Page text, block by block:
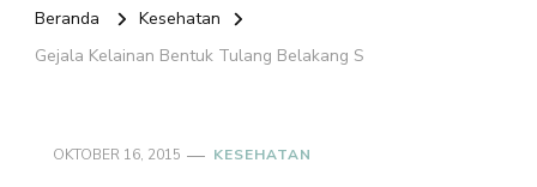
Beranda
Kesehatan
Gejala Kelainan Bentuk Tulang Belakang S
OKTOBER 16, 2015 KESEHATAN